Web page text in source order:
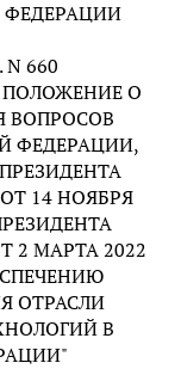
ФЕДЕРАЦИИ
N 660
О
ВОПРОСОВ
ФЕДЕРАЦИИ,
14 НОЯБРЯ
2 МАРТА 2022
ОТРАСЛИ
В